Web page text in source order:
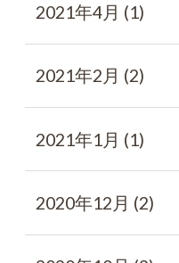
2021年4月 (1)
2021年2月 (2)
2021年1月 (1)
2020年12月 (2)